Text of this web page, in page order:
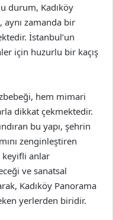
durum, Kadıköy
aynı zamanda bir
İstanbul’un
için huzurlu bir kaçış
hem mimari
dikkat çekmektedir.
bu yapı, şehrin
zenginleştiren
anlar
ve sanatsal
Kadıköy Panorama
yerlerden biridir.